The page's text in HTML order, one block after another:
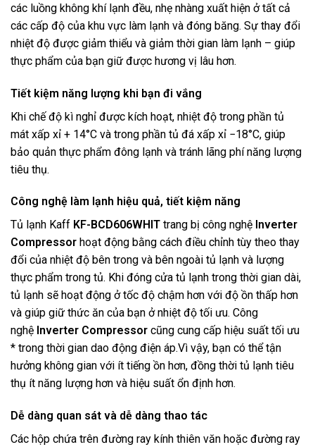
các luồng không khí lạnh đều, nhẹ nhàng xuất hiện ở tất cả
các cấp độ của khu vực làm lạnh và đóng băng. Sự thay đổi
nhiệt độ được giảm thiểu và giảm thời gian làm lạnh – giúp
thực phẩm của bạn giữ được hương vị lâu hơn.
Tiết kiệm năng lượng khi bạn đi vắng
Khi chế độ kì nghỉ được kích hoạt, nhiệt độ trong phần tủ
mát xấp xỉ + 14°C và trong phần tủ đá xấp xỉ −18°C, giúp
bảo quản thực phẩm đông lạnh và tránh lãng phí năng lượng
tiêu thụ.
Công nghệ làm lạnh hiệu quả, tiết kiệm năng
Tủ lạnh Kaff KF-BCD606WHIT trang bị công nghệ Inverter
Compressor hoạt động bằng cách điều chỉnh tùy theo thay
đổi của nhiệt độ bên trong và bên ngoài tủ lạnh và lượng
thực phẩm trong tủ. Khi đóng cửa tủ lạnh trong thời gian dài,
tủ lạnh sẽ hoạt động ở tốc độ chậm hơn với độ ồn thấp hơn
và giúp giữ thức ăn của bạn ở nhiệt độ tối ưu. Công
nghệ Inverter Compressor cũng cung cấp hiệu suất tối ưu
* trong thời gian dao động điện áp.Vì vậy, bạn có thể tận
hưởng không gian với ít tiếng ồn hơn, đồng thời tủ lạnh tiêu
thụ ít năng lượng hơn và hiệu suất ổn định hơn.
Dễ dàng quan sát và dễ dàng thao tác
Các hộp chứa trên đường ray kính thiên văn hoặc đường ray